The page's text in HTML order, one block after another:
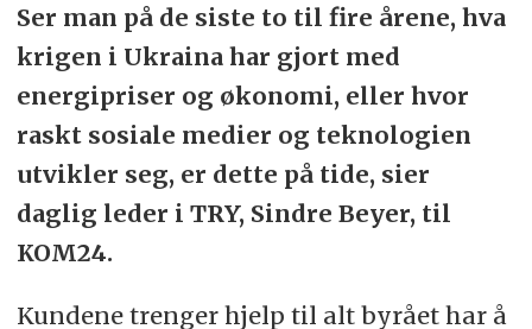
Ser man på de siste to til fire årene, hva
krigen i Ukraina har gjort med
energipriser og økonomi, eller hvor
raskt sosiale medier og teknologien
utvikler seg, er dette på tide, sier
daglig leder i TRY, Sindre Beyer, til
KOM24.
Kundene trenger hjelp til alt byrået har å